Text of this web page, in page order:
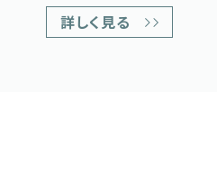
詳しく見る